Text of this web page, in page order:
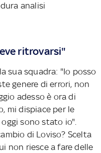
analisi
ritrovarsi"
sua squadra: "Io posso
genere di errori, non
adesso è ora di
mi dispiace per le
sono stato io".
di Loviso? Scelta
non riesce a fare delle